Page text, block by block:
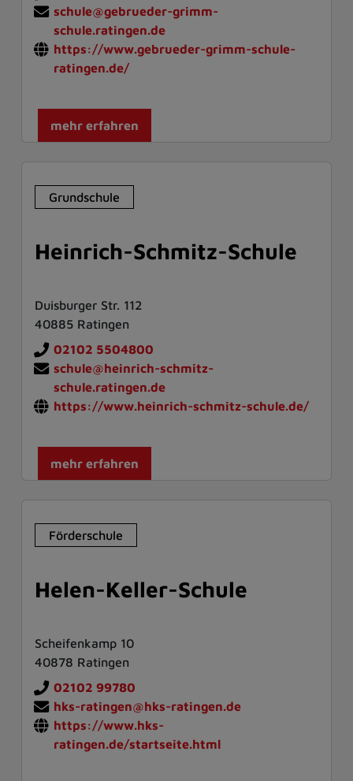
schule@gebrueder-grimm-
schule.ratingen.de
https://www.gebrueder-grimm-schule-
ratingen.de/
mehr erfahren
Grundschule
Heinrich-Schmitz-Schule
Duisburger Str. 112
40885 Ratingen
02102 5504800
schule@heinrich-schmitz-
schule.ratingen.de
https://www.heinrich-schmitz-schule.de/
mehr erfahren
Förderschule
Helen-Keller-Schule
Scheifenkamp 10
40878 Ratingen
02102 99780
hks-ratingen@hks-ratingen.de
https://www.hks-
ratingen.de/startseite.html